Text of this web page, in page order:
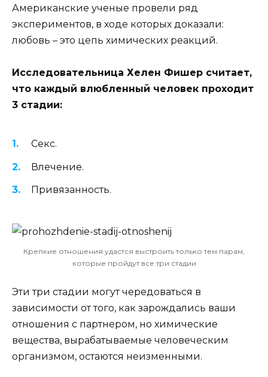
Американские ученые провели ряд
экспериментов, в ходе которых доказали:
любовь – это цепь химических реакций.
Исследовательница Хелен Фишер считает,
что каждый влюбленный человек проходит
3 стадии:
Секс.
Влечение.
Привязанность.
Крепкие отношения удастся выстроить только тем парам,
которые пройдут все три стадии
Эти три стадии могут чередоваться в
зависимости от того, как зарождались ваши
отношения с партнером, но химические
вещества, вырабатываемые человеческим
организмом, остаются неизменными.